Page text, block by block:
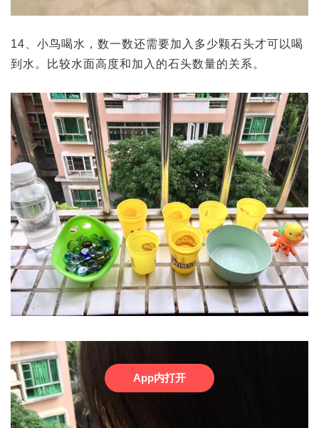
14、小鸟喝水，数一数还需要加入多少颗石头才可以喝
到水。比较水面高度和加入的石头数量的关系。
App内打开